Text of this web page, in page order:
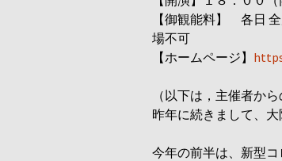
【御観能料】 各日
場不可
【ホームページ】
（以下は，主催者か
昨年に続きまして、
今年の前半は、新型